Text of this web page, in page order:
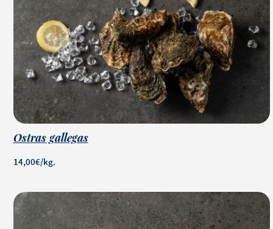
Ostras gallegas
14,00€/kg.